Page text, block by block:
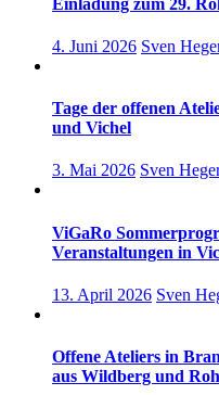
4. Juni 2026 Sven
Tage der offenen
und Vichel
3. Mai 2026 Sven
ViGaRo
Veranstaltungen in
13. April 2026 Sven
Offene Ateliers in
aus Wildberg und